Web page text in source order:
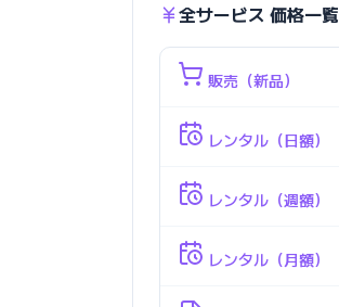
全サービス 価格一覧
販売（新品）
レンタル（日額）
レンタル（週額）
レンタル（月額）